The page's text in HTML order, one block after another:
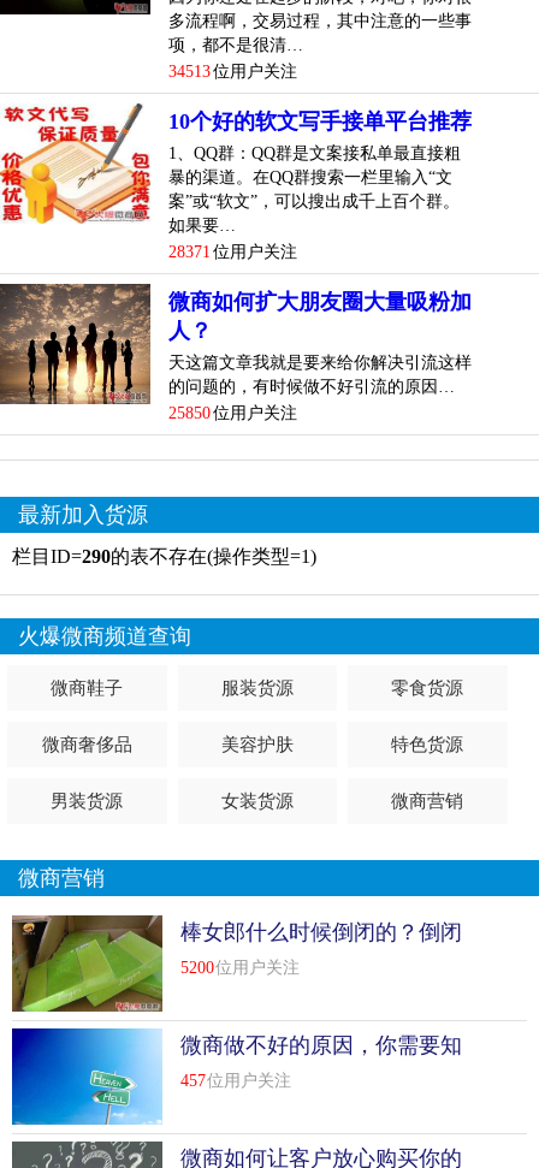
多流程啊，交易过程，其中注意的一些事
项，都不是很清…
34513位用户关注
10个好的软文写手接单平台推荐
1、QQ群：QQ群是文案接私单最直接粗
暴的渠道。在QQ群搜索一栏里输入“文
案”或“软文”，可以搜出成千上百个群。
如果要…
28371 位用户关注
微商如何扩大朋友圈大量吸粉加
人？
天这篇文章我就是要来给你解决引流这样
的问题的，有时候做不好引流的原因…
25850位用户关注
最新加入货源
栏目ID=290的表不存在(操作类型=1)
火爆微商频道查询
微商鞋子 服装货源 零食货源
微商奢侈品 美容护肤 特色货源
男装货源 女装货源 微商营销
微商营销
棒女郎什么时候倒闭的？倒闭
原因是什么？
5200位用户关注
微商做不好的原因，你需要知
道这几点
457位用户关注
微商如何让客户放心购买你的